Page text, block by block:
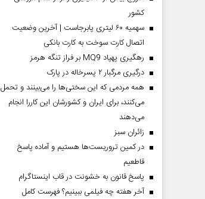
کشور
سهمیه ۶۰ لیتری پابرجاست | آخرین وضعیت
اتصال کارت سوخت به کارت بانکی
رهگیری پهپاد MQ9 بر فراز تنگه هرمز
درگیری مرگبار ۲ پسرخاله در پارک
همه مردمی که این سختی‌ها را می‌بینند و تحمل
می‌کنند، برای ایران و کشورشان این کاررا انجام
می‌دهند
‌زائران سبز
در کمین تروریست‌ها هستیم و آماده پاسخ
قاطعیم
پاسخ قانون به خشونت در قاب اینستاگرام
آخر هفته چه فیلمی ببینیم؟ فهرست کامل